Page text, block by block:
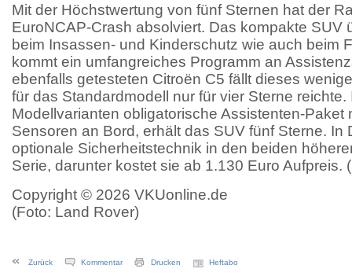
Mit der Höchstwertung von fünf Sternen hat der
EuroNCAP-Crash absolviert. Das kompakte SUV
beim Insassen- und Kinderschutz wie auch beim
kommt ein umfangreiches Programm an
ebenfalls getesteten Citroën C5 fällt dieses
für das Standardmodell nur für vier Sterne
Modellvarianten obligatorische Assistenten-Paket
Sensoren an Bord, erhält das SUV fünf Sterne. In
optionale Sicherheitstechnik in den beiden
Serie, darunter kostet sie ab 1.130 Euro Aufpreis.
Copyright © 2026 VKUonline.de
(Foto: Land Rover)
Zurück Kommentar Drucken Heftabo